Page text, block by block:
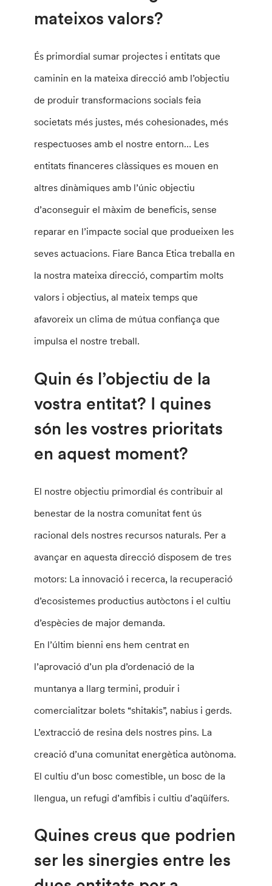
mateixos valors?
És primordial sumar projectes i entitats que
caminin en la mateixa direcció amb l’objectiu
de produir transformacions socials feia
societats més justes, més cohesionades, més
respectuoses amb el nostre entorn… Les
entitats financeres clàssiques es mouen en
altres dinàmiques amb l’únic objectiu
d’aconseguir el màxim de beneficis, sense
reparar en l’impacte social que produeixen les
seves actuacions. Fiare Banca Etica treballa en
la nostra mateixa direcció, compartim molts
valors i objectius, al mateix temps que
afavoreix un clima de mútua confiança que
impulsa el nostre treball.
Quin és l’objectiu de la
vostra entitat? I quines
són les vostres prioritats
en aquest moment?
El nostre objectiu primordial és contribuir al
benestar de la nostra comunitat fent ús
racional dels nostres recursos naturals. Per a
avançar en aquesta direcció disposem de tres
motors: La innovació i recerca, la recuperació
d’ecosistemes productius autòctons i el cultiu
d’espècies de major demanda.
En l’últim bienni ens hem centrat en
l’aprovació d’un pla d’ordenació de la
muntanya a llarg termini, produir i
comercialitzar bolets “shitakis”, nabius i gerds.
L’extracció de resina dels nostres pins. La
creació d’una comunitat energètica autònoma.
El cultiu d’un bosc comestible, un bosc de la
llengua, un refugi d’amfibis i cultiu d’aqüífers.
Quines creus que podrien
ser les sinergies entre les